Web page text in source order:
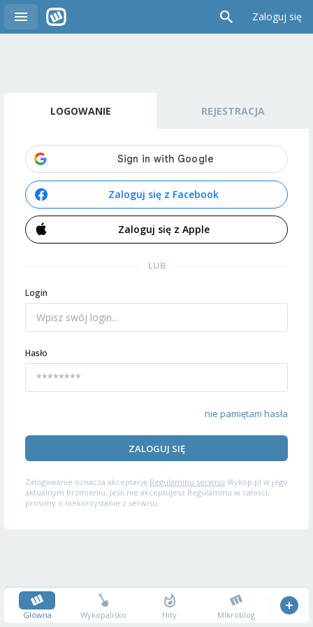
Zaloguj się
LOGOWANIE REJESTRACJA
Zaloguj się z Facebook
Zaloguj się z Apple
LUB
Login
Hasło
nie pamiętam hasła
ZALOGUJ SIĘ
Zalogowanie oznacza akceptację Regulaminu serwisu Wykop.pl w jego
aktualnym brzmieniu. Jeśli nie akceptujesz Regulaminu w całości,
prosimy o niekorzystanie z serwisu.
Główna Wykopalisko Hity Mikroblog